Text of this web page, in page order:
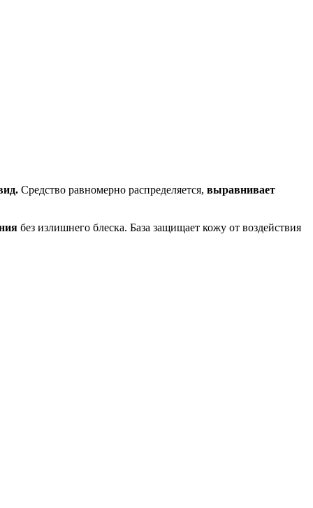
Средство равномерно распределяется, выравнивает
без излишнего блеска. База защищает кожу от воздействия